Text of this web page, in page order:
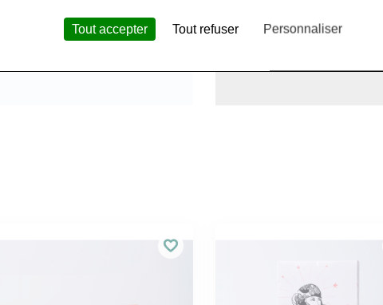
Tout accepter Tout refuser Personnaliser